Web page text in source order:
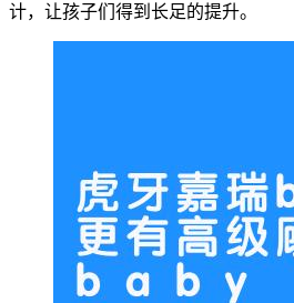
计，让孩子们得到长足的提升。